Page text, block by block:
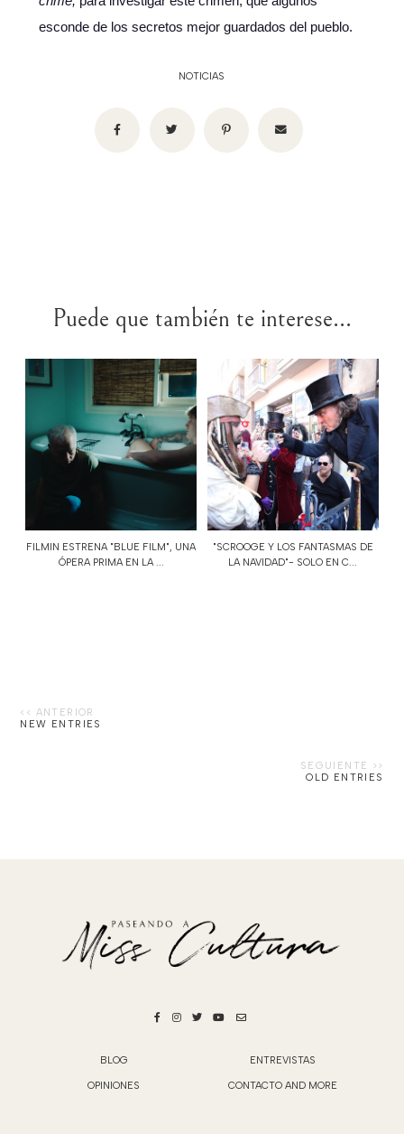
esconde de los secretos mejor guardados del pueblo.
NOTICIAS
Puede que también te interese...
FILMIN ESTRENA "BLUE FILM", UNA
ÓPERA PRIMA EN LA ...
"SCROOGE Y LOS FANTASMAS DE
LA NAVIDAD"- SOLO EN C...
NEW ENTRIES
OLD ENTRIES
BLOG ENTREVISTAS
OPINIONES CONTACTO AND MORE